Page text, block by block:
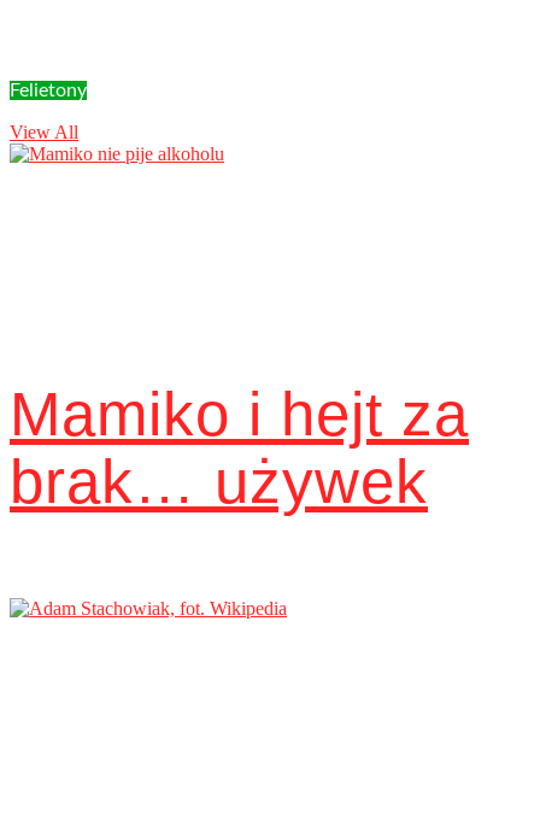
Felietony
View All
Mamiko i hejt za
brak… używek